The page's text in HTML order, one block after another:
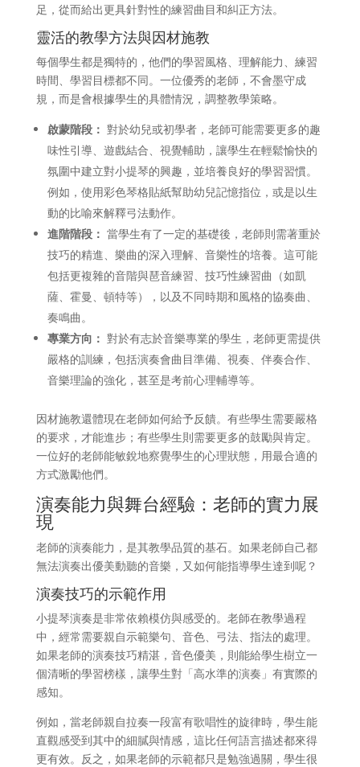
足，從而給出更具針對性的練習曲目和糾正方法。
靈活的教學方法與因材施教
每個學生都是獨特的，他們的學習風格、理解能力、練習
時間、學習目標都不同。一位優秀的老師，不會墨守成
規，而是會根據學生的具體情況，調整教學策略。
啟蒙階段： 對於幼兒或初學者，老師可能需要更多的趣
味性引導、遊戲結合、視覺輔助，讓學生在輕鬆愉快的
氛圍中建立對小提琴的興趣，並培養良好的學習習慣。
例如，使用彩色琴格貼紙幫助幼兒記憶指位，或是以生
動的比喻來解釋弓法動作。
進階階段： 當學生有了一定的基礎後，老師則需著重於
技巧的精進、樂曲的深入理解、音樂性的培養。這可能
包括更複雜的音階與琶音練習、技巧性練習曲（如凱
薩、霍曼、頓特等），以及不同時期和風格的協奏曲、
奏鳴曲。
專業方向： 對於有志於音樂專業的學生，老師更需提供
嚴格的訓練，包括演奏會曲目準備、視奏、伴奏合作、
音樂理論的強化，甚至是考前心理輔導等。
因材施教還體現在老師如何給予反饋。有些學生需要嚴格
的要求，才能進步；有些學生則需要更多的鼓勵與肯定。
一位好的老師能敏銳地察覺學生的心理狀態，用最合適的
方式激勵他們。
演奏能力與舞台經驗：老師的實力展
現
老師的演奏能力，是其教學品質的基石。如果老師自己都
無法演奏出優美動聽的音樂，又如何能指導學生達到呢？
演奏技巧的示範作用
小提琴演奏是非常依賴模仿與感受的。老師在教學過程
中，經常需要親自示範樂句、音色、弓法、指法的處理。
如果老師的演奏技巧精湛，音色優美，則能給學生樹立一
個清晰的學習榜樣，讓學生對「高水準的演奏」有實際的
感知。
例如，當老師親自拉奏一段富有歌唱性的旋律時，學生能
直觀感受到其中的細膩與情感，這比任何語言描述都來得
更有效。反之，如果老師的示範都只是勉強過關，學生很